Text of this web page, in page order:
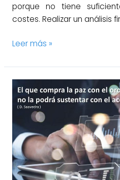
porque no tiene
costes. Realizar un análisis
Leer más »
Gestión
de
la
debida
diligencia
en
adquisiciones
de